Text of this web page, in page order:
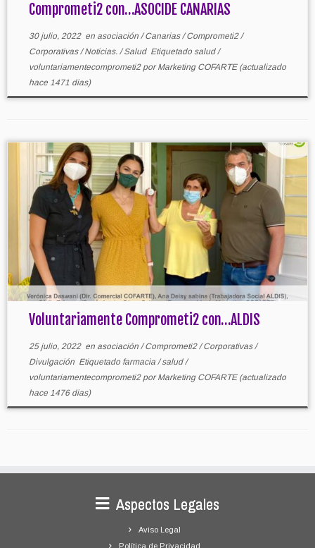
Comprometi2 con…ASOCIDE CANARIAS
30 julio, 2022en asociación /Canarias/Comprometi2/
Corporativas/Noticias. /Salud Etiquetado salud/
voluntariamentecomprometi2 porMarketing COFARTE(actualizado
hace 1471 dias)
Voluntariamente Comprometi2 con…ALDIS
25 julio, 2022en asociación /Comprometi2/Corporativas/
Divulgación Etiquetado farmacia /salud/
voluntariamentecomprometi2 porMarketing COFARTE(actualizado
hace 1476 dias)
Aspectos Legales
Aviso Legal
Política de Privacidad